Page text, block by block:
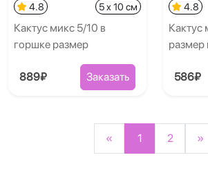
4.8 5 x 10 см
Кактус микс 5/10 в
горшке размер
889₽ Заказать
4.8
Кактус
размер
586₽
« 1 2 »